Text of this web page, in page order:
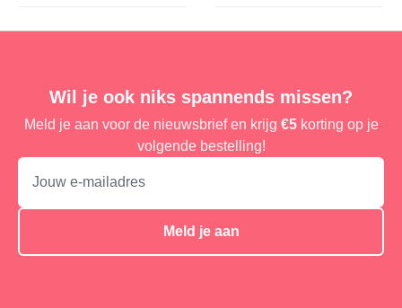
Wil je ook niks spannends missen?
Meld je aan voor de nieuwsbrief en krijg €5korting op je
volgende bestelling!
Meld je aan